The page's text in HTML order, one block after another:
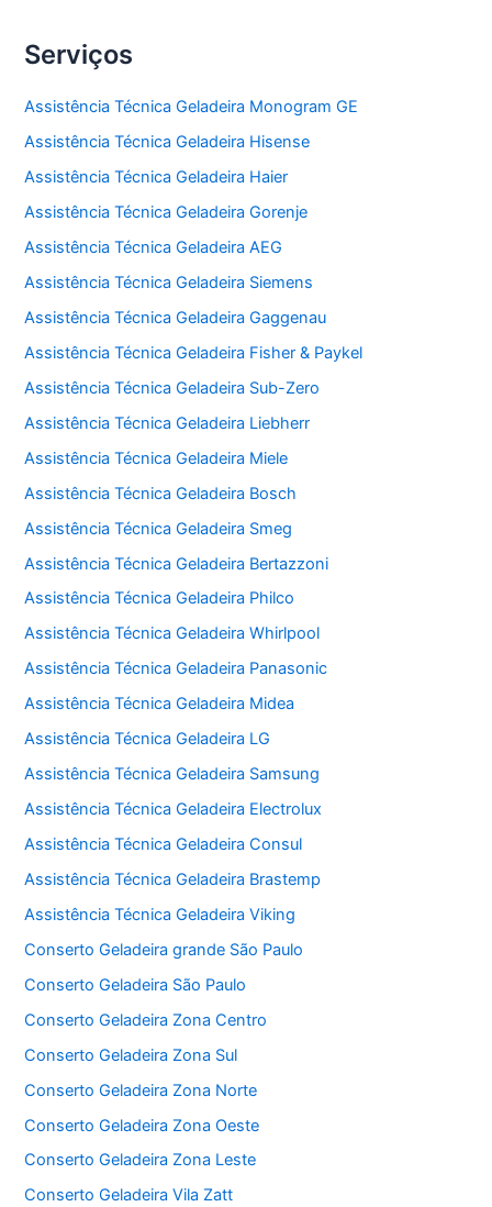
Serviços
Assistência Técnica Geladeira Monogram GE
Assistência Técnica Geladeira Hisense
Assistência Técnica Geladeira Haier
Assistência Técnica Geladeira Gorenje
Assistência Técnica Geladeira AEG
Assistência Técnica Geladeira Siemens
Assistência Técnica Geladeira Gaggenau
Assistência Técnica Geladeira Fisher & Paykel
Assistência Técnica Geladeira Sub-Zero
Assistência Técnica Geladeira Liebherr
Assistência Técnica Geladeira Miele
Assistência Técnica Geladeira Bosch
Assistência Técnica Geladeira Smeg
Assistência Técnica Geladeira Bertazzoni
Assistência Técnica Geladeira Philco
Assistência Técnica Geladeira Whirlpool
Assistência Técnica Geladeira Panasonic
Assistência Técnica Geladeira Midea
Assistência Técnica Geladeira LG
Assistência Técnica Geladeira Samsung
Assistência Técnica Geladeira Electrolux
Assistência Técnica Geladeira Consul
Assistência Técnica Geladeira Brastemp
Assistência Técnica Geladeira Viking
Conserto Geladeira grande São Paulo
Conserto Geladeira São Paulo
Conserto Geladeira Zona Centro
Conserto Geladeira Zona Sul
Conserto Geladeira Zona Norte
Conserto Geladeira Zona Oeste
Conserto Geladeira Zona Leste
Conserto Geladeira Vila Zatt